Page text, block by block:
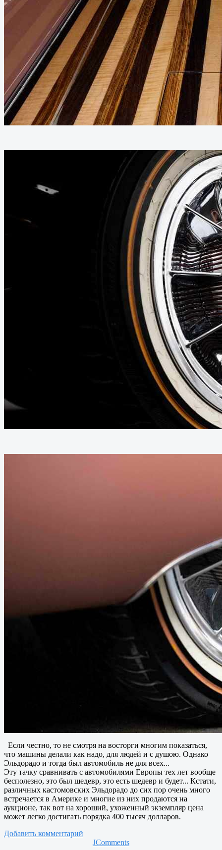
Если честно, то не смотря на восторги многим показаться,
что машины делали как надо, для людей и с душою. Однако
Эльдорадо и тогда был автомобиль не для всех...
Эту тачку сравнивать с автомобилями Европы тех лет вообще
бесполезно, это был шедевр, это есть шедевр и будет... Кстати,
различных кастомовских Эльдорадо до сих пор очень много
встречается в Америке и многие из них продаются на
аукционе, так вот на хороший, ухоженный экземпляр цена
может легко достигать порядка 400 тысяч долларов.
Добавить комментарий
JComments